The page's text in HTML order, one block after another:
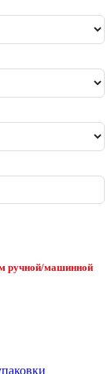
ручной/машинной